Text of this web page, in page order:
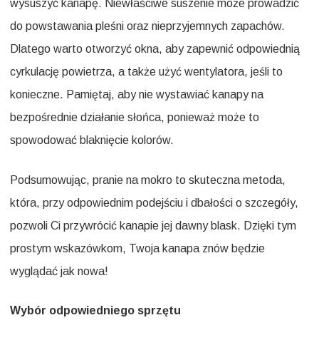
wysuszyć kanapę. Niewłaściwe suszenie może prowadzić
do powstawania pleśni oraz nieprzyjemnych zapachów.
Dlatego warto otworzyć okna, aby zapewnić odpowiednią
cyrkulację powietrza, a także użyć wentylatora, jeśli to
konieczne. Pamiętaj, aby nie wystawiać kanapy na
bezpośrednie działanie słońca, ponieważ może to
spowodować blaknięcie kolorów.
Podsumowując, pranie na mokro to skuteczna metoda,
która, przy odpowiednim podejściu i dbałości o szczegóły,
pozwoli Ci przywrócić kanapie jej dawny blask. Dzięki tym
prostym wskazówkom, Twoja kanapa znów będzie
wyglądać jak nowa!
Wybór odpowiedniego sprzętu